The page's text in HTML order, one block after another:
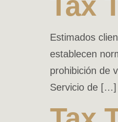
Estimados
establecen
prohibición de
Servicio de […]